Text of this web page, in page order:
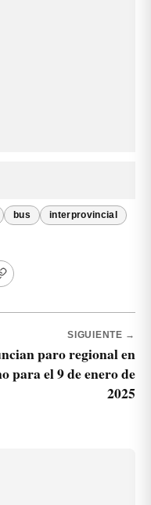
bus interprovincial
SIGUIENTE →
paro regional en
para el 9 de enero de
2025